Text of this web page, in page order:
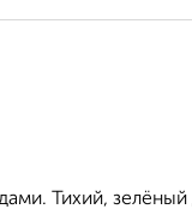
Тихий,